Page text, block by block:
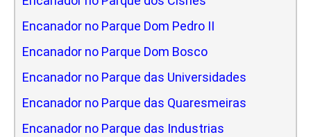
Encanador no Parque Dom Pedro II
Encanador no Parque Dom Bosco
Encanador no Parque das Universidades
Encanador no Parque das Quaresmeiras
Encanador no Parque das Industrias